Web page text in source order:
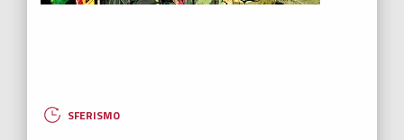
SFERISMO